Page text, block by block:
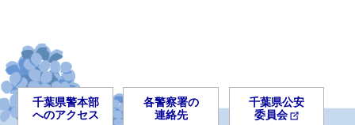
千葉県警本部
へのアクセス
各警察署の
連絡先
千葉県公安
委員会